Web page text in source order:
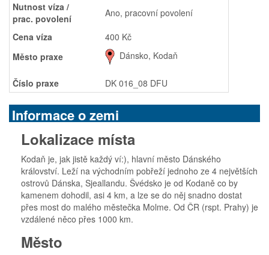
Nutnost víza /
prac. povolení
Ano, pracovní povolení
Cena víza
400 Kč
Město praxe
Dánsko, Kodaň
Číslo praxe DK 016_08 DFU
Informace o zemi
Lokalizace místa
Kodaň je, jak jistě každý ví:), hlavní město Dánského
království. Leží na východním pobřeží jednoho ze 4 největších
ostrovů Dánska, Sjeallandu. Švédsko je od Kodaně co by
kamenem dohodil, asi 4 km, a lze se do něj snadno dostat
přes most do malého městečka Molme. Od ČR (rspt. Prahy) je
vzdálené něco přes 1000 km.
Město